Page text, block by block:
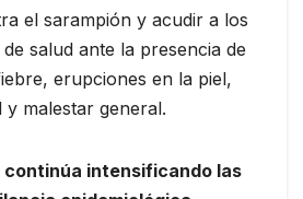
el sarampión y acudir a los
salud ante la presencia de
erupciones en la piel,
y malestar general.
continúa intensificando las